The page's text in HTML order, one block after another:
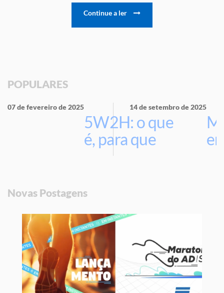
Continue a ler
POPULARES
07 de fevereiro de 2025
5W2H: o que
é, para que
serve e por
sua empresa
14 de setembro de 2025
Novas Postagens